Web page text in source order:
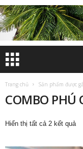
Trang chủ Sản phẩm được
COMBO PHÚ
Hiển thị tất cả 2 kết quảĐã